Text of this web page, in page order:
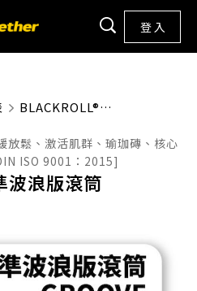
登 入
CURRENT: BLACKROLL® 標準波浪版滾筒 GROOVE
放鬆、激活肌群、瑜珈磚、核心
ISO 9001：2015]
波浪版滾筒